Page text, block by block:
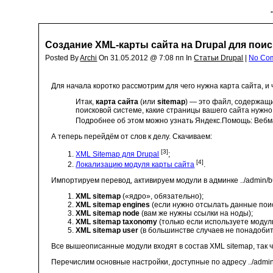
Создание XML-карты сайта на Drupal для
Posted ByArchi On 31.05.2012 @ 7:08 пп InСтатьи Drupal No
Для начала коротко рассмотрим для чего нужна карта сайта, и
Итак,карта сайта (илиsitemap) — это файл,
поисковой системе, какие страницы вашего сайта
Подробнее об этом можно узнатьЯндекс.Помощь:
А теперь перейдём от слов к делу. Скачиваем:
XML Sitemap для Drupal [3];
Локализацию модуля карты сайта [4].
Импортируем перевод, активируем модули в админке ../
XML sitemap («ядро», обязательно);
XML sitemap engines (если нужно отсылать данные
XML sitemap node (вам же нужны ссылки на ноды);
XML sitemap taxonomy (только если используете
XML sitemap user (в большинстве случаев не
Все вышеописанные модули входят в состав XML sitemap, так
Перечислим основные настройки, доступные по адресу ../